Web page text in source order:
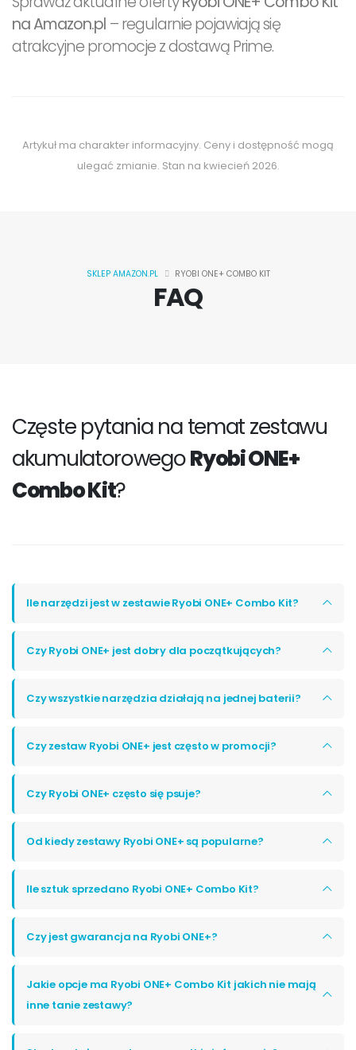
na Amazon.pl – regularnie pojawiają się
atrakcyjne promocje z dostawą Prime.
Artykuł ma charakter informacyjny. Ceny i dostępność mogą
ulegać zmianie. Stan na kwiecień 2026.
FAQ
SKLEP AMAZON.PL RYOBI ONE+ COMBO KIT
Częste pytania na temat zestawu
akumulatorowegoRyobi ONE+
Combo Kit?
Ile narzędzi jest w zestawie Ryobi ONE+ Combo Kit?
Czy Ryobi ONE+ jest dobry dla początkujących?
Czy wszystkie narzędzia działają na jednej baterii?
Czy zestaw Ryobi ONE+ jest często w promocji?
Czy Ryobi ONE+ często się psuje?
Od kiedy zestawy Ryobi ONE+ są popularne?
Ile sztuk sprzedano Ryobi ONE+ Combo Kit?
Czy jest gwarancja na Ryobi ONE+?
Jakie opcje ma Ryobi ONE+ Combo Kit jakich nie mają
inne tanie zestawy?